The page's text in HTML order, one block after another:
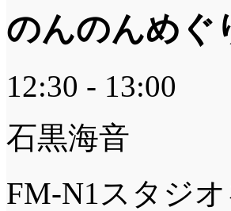
のんのんめぐ
12:30 - 13:00
石黒海音
FM-N1スタジ